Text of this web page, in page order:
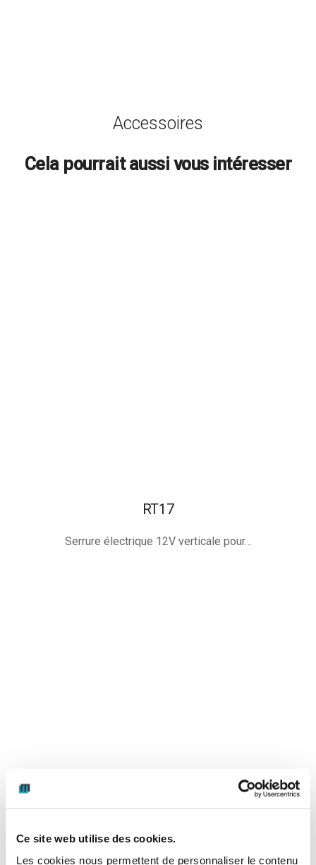
Ce site web utilise des cookies.
Les cookies nous permettent de personnaliser le contenu
Accessoires
Cela pourrait aussi vous intéresser
RT17
Serrure électrique 12V verticale pour…